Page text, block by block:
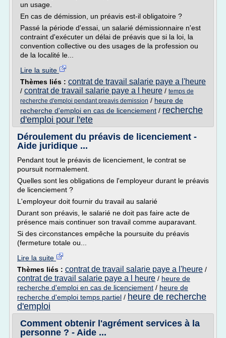
un usage.
En cas de démission, un préavis est-il obligatoire ?
Passé la période d'essai, un salarié démissionnaire n'est
contraint d'exécuter un délai de préavis que si la loi, la
convention collective ou des usages de la profession ou
de la localité le...
Lire la suite
Thèmes liés : contrat de travail salarie paye a l'heure
/ contrat de travail salarie paye a l heure / temps de
recherche d'emploi pendant preavis demission / heure de
recherche d'emploi en cas de licenciement / recherche
d'emploi pour l'ete
Déroulement du préavis de licenciement -
Aide juridique ...
Pendant tout le préavis de licenciement, le contrat se
poursuit normalement.
Quelles sont les obligations de l'employeur durant le préavis
de licenciement ?
L'employeur doit fournir du travail au salarié
Durant son préavis, le salarié ne doit pas faire acte de
présence mais continuer son travail comme auparavant.
Si des circonstances empêche la poursuite du préavis
(fermeture totale ou...
Lire la suite
Thèmes liés : contrat de travail salarie paye a l'heure /
contrat de travail salarie paye a l heure / heure de
recherche d'emploi en cas de licenciement / heure de
recherche d'emploi temps partiel / heure de recherche
d'emploi
Comment obtenir l'agrément services à la
personne ? - Aide ...